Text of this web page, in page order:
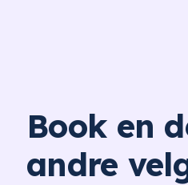
Book en
andre